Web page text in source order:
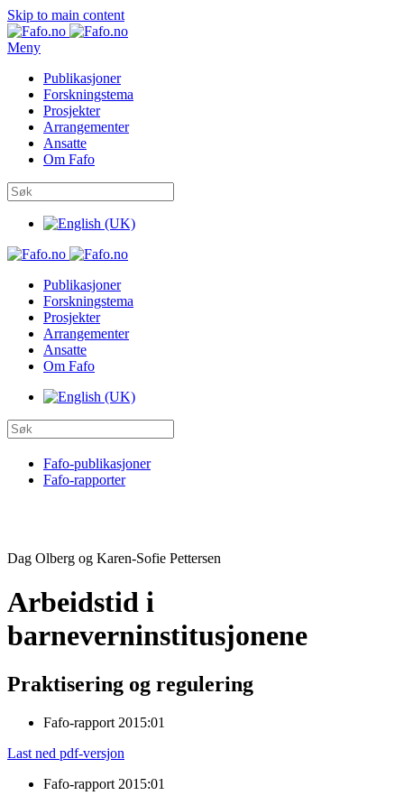
Skip to main content
Meny
Publikasjoner
Forskningstema
Prosjekter
Arrangementer
Ansatte
Om Fafo
Publikasjoner
Forskningstema
Prosjekter
Arrangementer
Ansatte
Om Fafo
Fafo-publikasjoner
Fafo-rapporter
Dag Olberg og Karen-Sofie Pettersen
Arbeidstid i
barneverninstitusjonene
Praktisering og regulering
Fafo-rapport 2015:01
Last ned pdf-versjon
Fafo-rapport 2015:01